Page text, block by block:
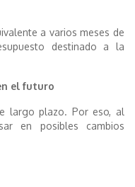
a varios meses de
destinado a la
el futuro
largo plazo. Por eso, al
en posibles cambios